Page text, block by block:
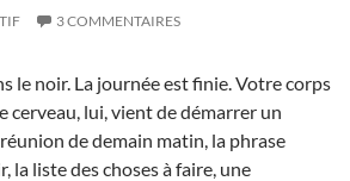
3 COMMENTAIRES
le noir. La journée est finie. Votre corps
cerveau, lui, vient de démarrer un
de demain matin, la phrase
la liste des choses à faire, une